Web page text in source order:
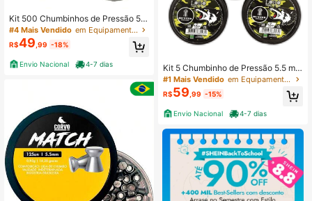
Kit 500 Chumbinhos de Pressão 5.5
mm Perdiz - 4 Estojos
#4 Mais Vendido em Equipamentos e acessórios de caça
R$49 ,99 -18%
Envio Nacional 4-7 dias
Kit 5 Chumbinho de Pressão 5.5 mm
Hunter Lobo
#1 Mais Vendido em Equipamentos e acessórios de caça
R$59 ,99 -15%
Envio Nacional 4-7 dias